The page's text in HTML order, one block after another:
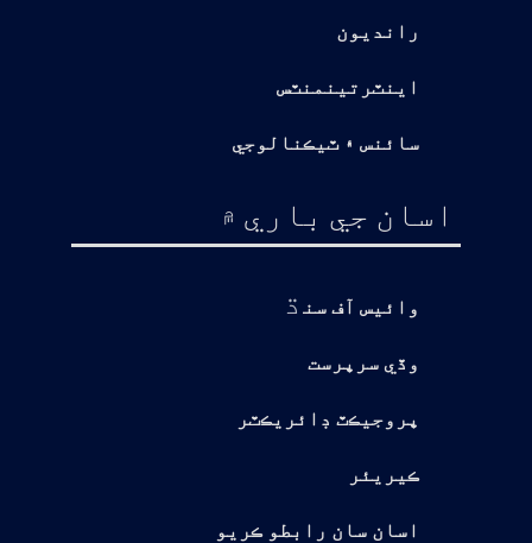
رانديون
اينٽرتينمنٽس
سائنس ۽ ٽيڪنالوجي
اسان جي باري ۾
وائيس آف سن ڌ
وڏي سرپرست
پروجيڪٽ ڊائريڪٽر
ڪيريئر
اسان سان رابطو ڪريو